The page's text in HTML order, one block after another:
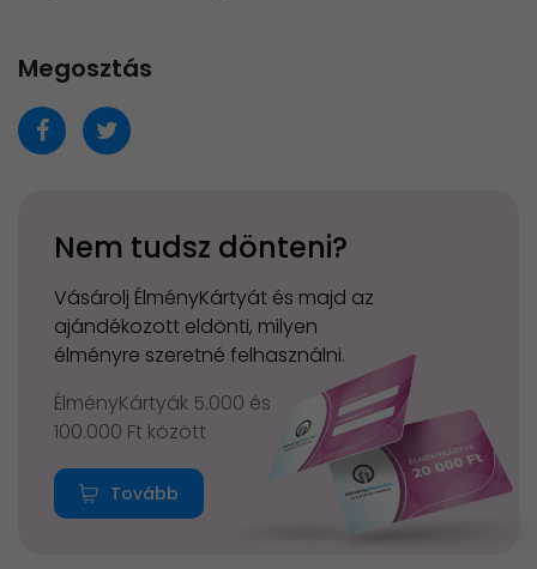
Megosztás
Nem tudsz dönteni?
Vásárolj ÉlményKártyát és majd az
ajándékozott eldönti, milyen
élményre szeretné felhasználni.
ÉlményKártyák 5.000 és
100.000 Ft között
Tovább